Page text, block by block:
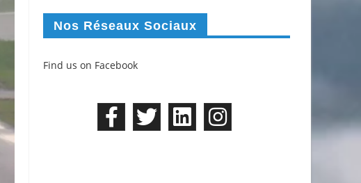
Nos Réseaux Sociaux
Find us on Facebook